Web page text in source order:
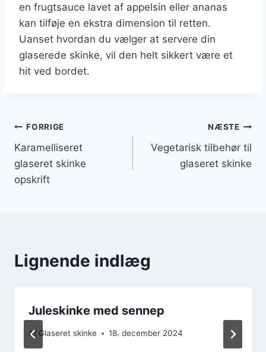
en frugtsauce lavet af appelsin eller ananas
kan tilføje en ekstra dimension til retten.
Uanset hvordan du vælger at servere din
glaserede skinke, vil den helt sikkert være et
hit ved bordet.
Indlægsnavigation
FORRIGE
Karamelliseret
glaseret skinke
opskrift
NÆSTE
Vegetarisk tilbehør til
glaseret skinke
Lignende indlæg
Juleskinke med sennep
Af Glaseret skinke 18. december 2024